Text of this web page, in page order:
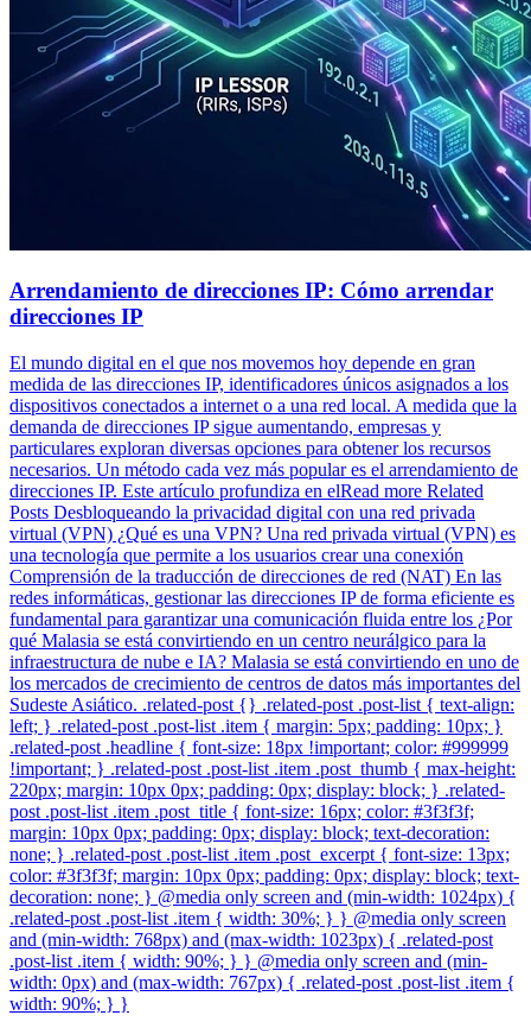
Arrendamiento de direcciones IP: Cómo arrendar
direcciones IP
El mundo digital en el que nos movemos hoy depende en gran
medida de las direcciones IP, identificadores únicos asignados a los
dispositivos conectados a internet o a una red local. A medida que la
demanda de direcciones IP sigue aumentando, empresas y
particulares exploran diversas opciones para obtener los recursos
necesarios. Un método cada vez más popular es el arrendamiento de
direcciones IP. Este artículo profundiza en elRead more Related
Posts Desbloqueando la privacidad digital con una red privada
virtual (VPN) ¿Qué es una VPN? Una red privada virtual (VPN) es
una tecnología que permite a los usuarios crear una conexión
Comprensión de la traducción de direcciones de red (NAT) En las
redes informáticas, gestionar las direcciones IP de forma eficiente es
fundamental para garantizar una comunicación fluida entre los ¿Por
qué Malasia se está convirtiendo en un centro neurálgico para la
infraestructura de nube e IA? Malasia se está convirtiendo en uno de
los mercados de crecimiento de centros de datos más importantes del
Sudeste Asiático. .related-post {} .related-post .post-list { text-align:
left; } .related-post .post-list .item { margin: 5px; padding: 10px; }
.related-post .headline { font-size: 18px !important; color: #999999
!important; } .related-post .post-list .item .post_thumb { max-height:
220px; margin: 10px 0px; padding: 0px; display: block; } .related-
post .post-list .item .post_title { font-size: 16px; color: #3f3f3f;
margin: 10px 0px; padding: 0px; display: block; text-decoration:
none; } .related-post .post-list .item .post_excerpt { font-size: 13px;
color: #3f3f3f; margin: 10px 0px; padding: 0px; display: block; text-
decoration: none; } @media only screen and (min-width: 1024px) {
.related-post .post-list .item { width: 30%; } } @media only screen
and (min-width: 768px) and (max-width: 1023px) { .related-post
.post-list .item { width: 90%; } } @media only screen and (min-
width: 0px) and (max-width: 767px) { .related-post .post-list .item {
width: 90%; } }